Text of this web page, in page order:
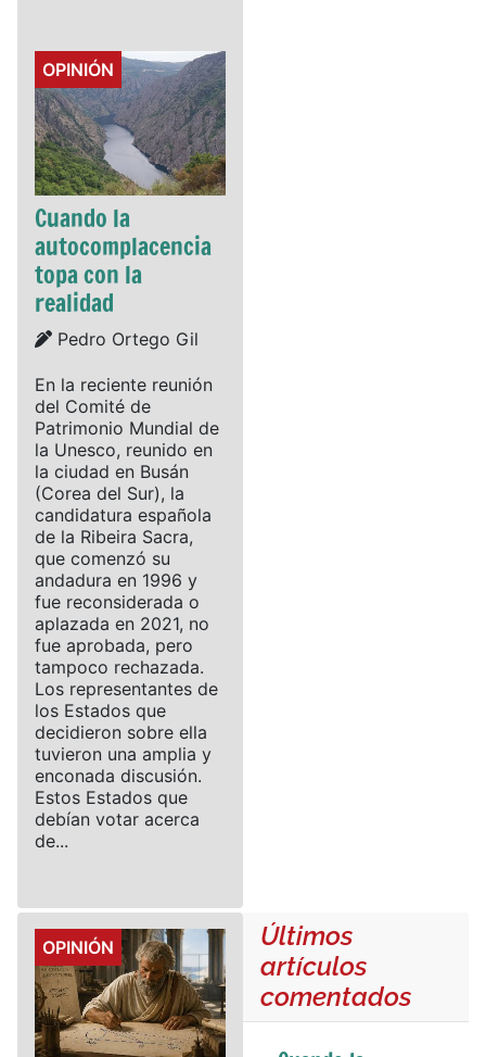
Details
OPINIÓN
Cuando la
autocomplacencia
topa con la
realidad
Details
Pedro Ortego Gil
En la reciente reunión
del Comité de
Patrimonio Mundial de
la Unesco, reunido en
la ciudad en Busán
(Corea del Sur), la
candidatura española
de la Ribeira Sacra,
que comenzó su
andadura en 1996 y
fue reconsiderada o
aplazada en 2021, no
fue aprobada, pero
tampoco rechazada.
Los representantes de
los Estados que
decidieron sobre ella
tuvieron una amplia y
enconada discusión.
Estos Estados que
debían votar acerca
de...
Details
OPINIÓN
Últimos
artículos
comentados